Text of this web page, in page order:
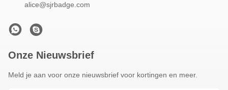
alice@sjrbadge.com
Onze Nieuwsbrief
Meld je aan voor onze nieuwsbrief voor kortingen en meer.